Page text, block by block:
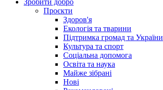
Зробити добро
Проєкти
Здоров'я
Екологія та тварини
Підтримка громад та України
Культура та спорт
Соціальна допомога
Освіта та наука
Майже зібрані
Нові